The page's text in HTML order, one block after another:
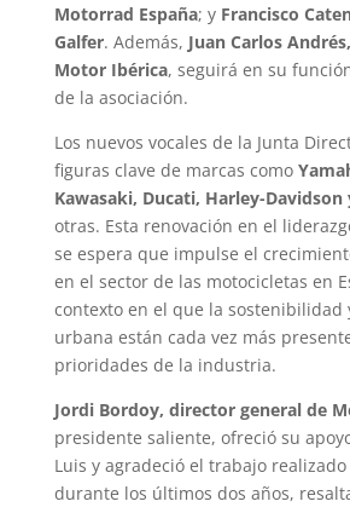
Motorrad España; y Francisco
Galfer. Además, Juan Carlos
Motor Ibérica, seguirá en su
de la asociación.
Los nuevos vocales de la Junta
figuras clave de marcas como
Kawasaki, Ducati, Harley-Davidson
otras. Esta renovación en el
se espera que impulse el
en el sector de las motocicletas en
contexto en el que la sostenibilidad
urbana están cada vez más
prioridades de la industria.
Jordi Bordoy, director general de
presidente saliente, ofreció su
Luis y agradeció el trabajo
durante los últimos dos años,